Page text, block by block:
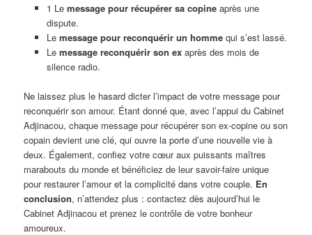
1 Le message pour récupérer sa copineaprès une
dispute.
Le message pour reconquérir un hommequi s’est lassé.
Le message reconquérir son exaprès des mois de
silence radio.
Ne laissez plus le hasard dicter l’impact de votre message pour
reconquérir son amour. Étant donné que, avec l’appui du Cabinet
Adjinacou, chaque message pour récupérer son ex-copine ou son
copain devient une clé, qui ouvre la porte d’une nouvelle vie à
deux. Également, confiez votre cœur aux puissants maîtres
marabouts du monde et bénéficiez de leur savoir-faire unique
pour restaurer l’amour et la complicité dans votre couple. En
conclusion, n’attendez plus : contactez dès aujourd’hui le
Cabinet Adjinacou et prenez le contrôle de votre bonheur
amoureux.